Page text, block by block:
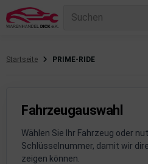
Suchen
Startseite PRIME-RIDE
Fahrzeugauswahl
Wählen Sie Ihr Fahrzeug oder
Schlüsselnummer, damit wir
zeigen können.
Anbauteile